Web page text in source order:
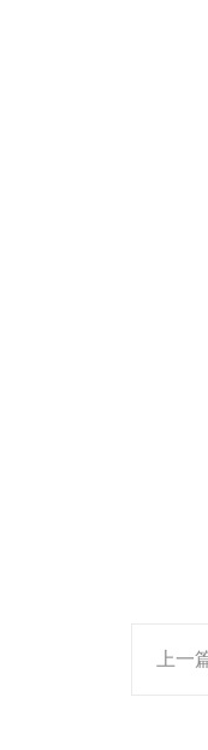
上一